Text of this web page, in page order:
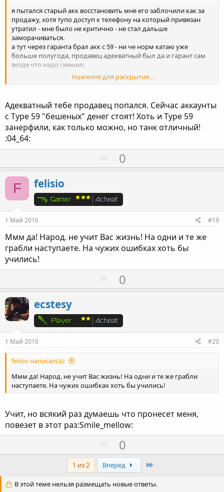
ы
й
г
о
л
с
я пытался старый акк восстановить мне его заблочили как за
продажу, хотя тупо доступ к телефону на который привязан
утратил - мне было не критично - не стал дальше
заморачиваться.
а тут через гаранта брал акк с 59 - ни че норм катаю уже
больше полугода, продавец адекватный был да и гарант сам
везде что надо сменил.
раз писал в саппорт что утерял пароль к почте и прошу
почту) на что саппорт дал мне ответ - смысла менять почту
нету так как к аккаунту привязан телефон и угрозы
безопасности ни какой нет
Нажмите для раскрытия...
Адекватный тебе продавец попался. Сейчас аккаунты
с Type 59 "бешеных" денег стоят! Хоть и Type 59
занерфили, как только можно, но танк отличный!
:04_64:
П
о
и
т
н
ы
й
о
о
с
0
F felisio
1 Май 2016 #19
Ммм да! Народ. не учит Вас жизнь! На одни и те же
грабли наступаете. На чужих ошибках хоть бы
учились!
П
о
и
т
ы
й
о
л
о
0
ecstesy
1 Май 2016 #20
felisio написал(а):
Ммм да! Народ. не учит Вас жизнь! На одни и те же грабли
наступаете. На чужих ошибках хоть бы учились!
Учит, но всякий раз думаешь что пронесет меня,
повезет в этот раз:Smile_mellow:
П
о
з
и
0
1 из 2 Вперёд
В этой теме нельзя размещать новые ответы.